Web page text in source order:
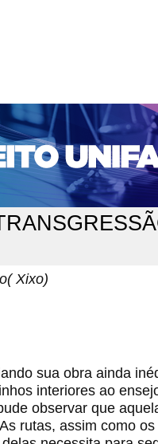
CADASTRO
Nº 1 A 100 WEBMAIL
Filho( Xixo)
Xixo)
sua obra ainda
interiores ao
observar que
rutas, assim como